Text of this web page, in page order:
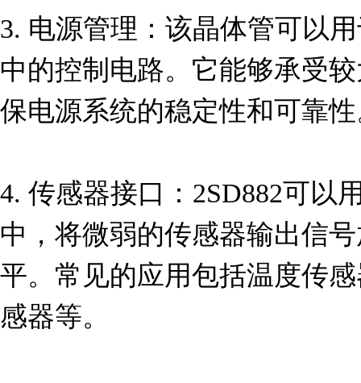
3. 电源管理：该晶体管可以
中的控制电路。它能够承受
保电源系统的稳定性和可靠
4. 传感器接口：2SD882可以
中，将微弱的传感器输出信
平。常见的应用包括温度传
感器等。